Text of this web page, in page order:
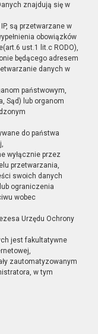
znajdują się w
są przetwarzane w
obowiązków
ust.1 lit.c RODO),
będącego adresem
danych w
państwowym,
Sąd) lub organom
do państwa
wyłącznie przez
przetwarzania,
swoich danych
ograniczenia
wobec
Urzędu Ochrony
jest fakultatywne
zautomatyzowanym
w tym